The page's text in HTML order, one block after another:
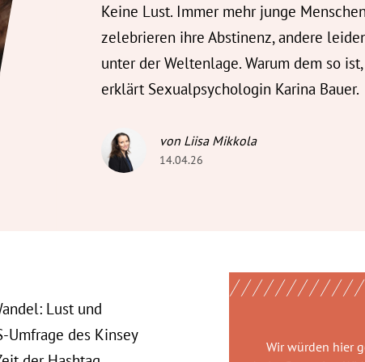
Keine Lust. Immer mehr junge Menschen
zelebrieren ihre Abstinenz, andere
unter der Weltenlage. Warum dem so ist,
erklärt Sexualpsychologin Karina Bauer.
von Liisa Mikkola
14.04.26
Lust und
Umfrage des Kinsey
Wir würden hier